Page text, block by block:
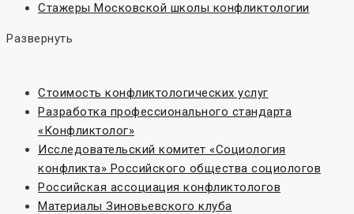
Стажеры Московской школы конфликтологии
Развернуть
Стоимость конфликтологических услуг
Разработка профессионального стандарта
«Конфликтолог»
Исследовательский комитет «Социoлогия
конфликта» Российского общества социологов
Российская ассоциация конфликтологов
Материалы Зиновьевского клуба